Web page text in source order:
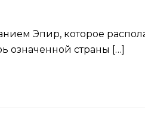
Эпир, которое
означенной страны […]